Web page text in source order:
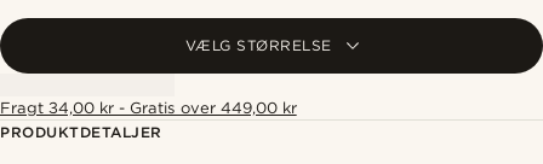
VÆLG STØRRELSE
Fragt 34,00 kr - Gratis over 449,00 kr
PRODUKTDETALJER